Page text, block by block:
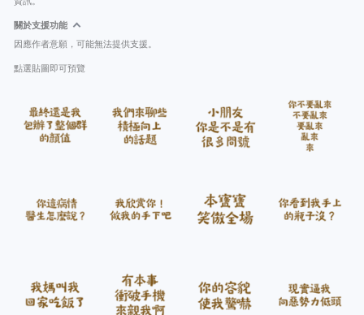
關於支援功能
因應作者意願，可能無法提供支援。
點選貼圖即可預覽